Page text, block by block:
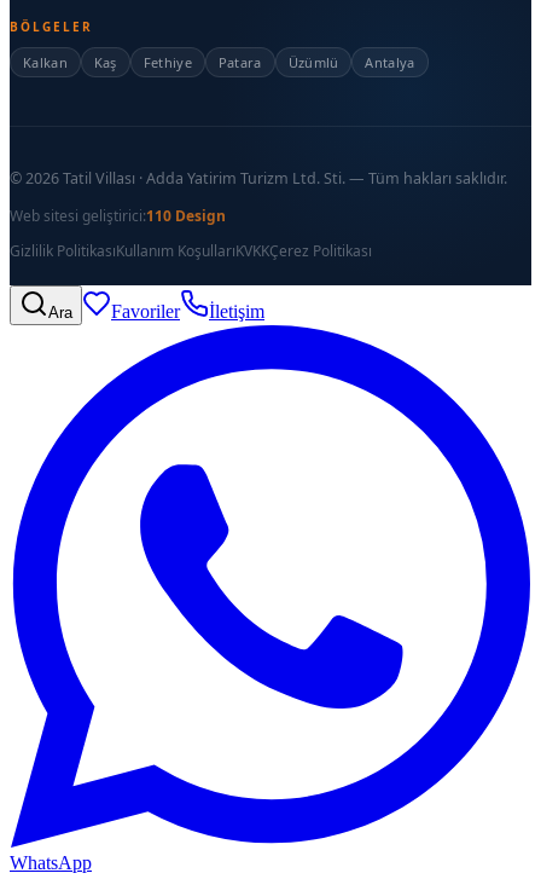
BÖLGELER
Kalkan Kaş Fethiye Patara Üzümlü Antalya
©2026Tatil Villası · Adda Yatirim Turizm Ltd. Sti. — Tüm hakları saklıdır.
Web sitesi geliştirici:110 Design
Gizlilik PolitikasıKullanım KoşullarıKVKKÇerez Politikası
Ara Favoriler İletişim
WhatsApp